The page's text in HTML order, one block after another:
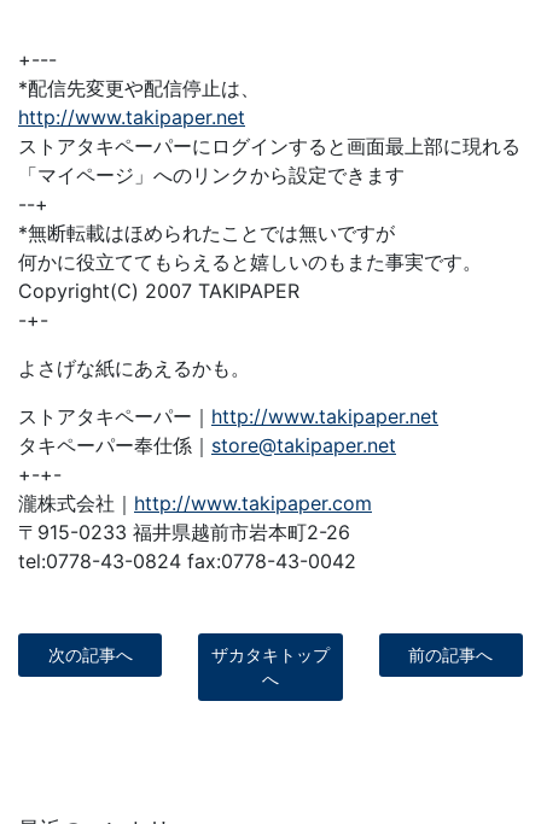
+---
*配信先変更や配信停止は、
http://www.takipaper.net
ストアタキペーパーにログインすると画面最上部に現れる
「マイページ」へのリンクから設定できます
--+
*無断転載はほめられたことでは無いですが
何かに役立ててもらえると嬉しいのもまた事実です。
Copyright(C) 2007 TAKIPAPER
-+-
よさげな紙にあえるかも。
ストアタキペーパー｜ http://www.takipaper.net
タキペーパー奉仕係｜ store@takipaper.net
+-+-
瀧株式会社｜ http://www.takipaper.com
〒915-0233 福井県越前市岩本町2-26
tel:0778-43-0824 fax:0778-43-0042
次の記事へ
ザカタキトップ
へ
前の記事へ